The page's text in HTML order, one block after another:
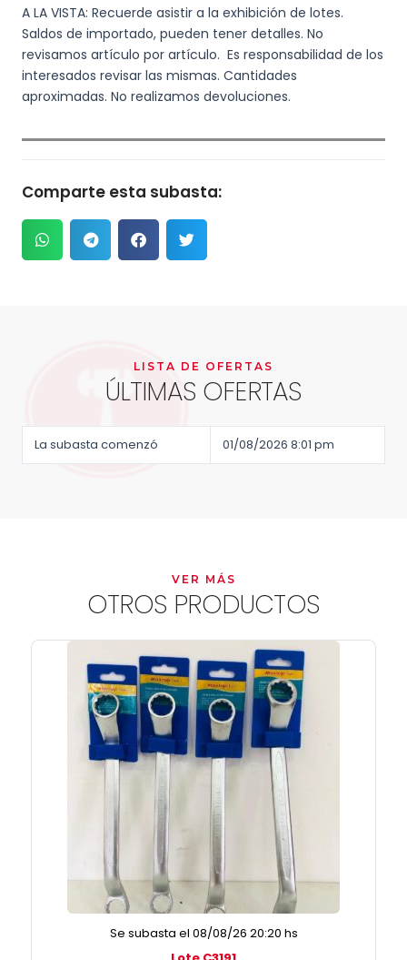
A LA VISTA: Recuerde asistir a la exhibición de lotes.
Saldos de importado, pueden tener detalles. No
revisamos artículo por artículo. Es responsabilidad de los
interesados revisar las mismas. Cantidades
aproximadas. No realizamos devoluciones.
Comparte esta subasta:
LISTA DE OFERTAS
ÚLTIMAS OFERTAS
La subasta comenzó 01/08/2026 8:01 pm
VER MÁS
OTROS PRODUCTOS
Se subasta el 08/08/26 20:20 hs